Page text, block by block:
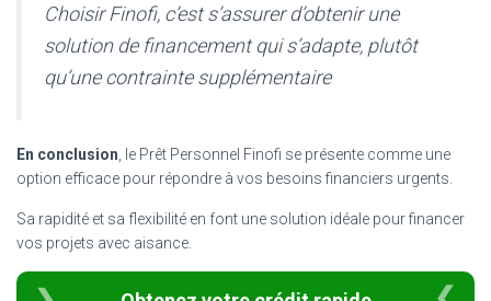
Choisir Finofi, c’est s’assurer d’obtenir une
solution de financement qui s’adapte, plutôt
qu’une contrainte supplémentaire
En conclusion , le Prêt Personnel Finofi se présente comme une
option efficace pour répondre à vos besoins financiers urgents.
Sa rapidité et sa flexibilité en font une solution idéale pour financer
vos projets avec aisance.